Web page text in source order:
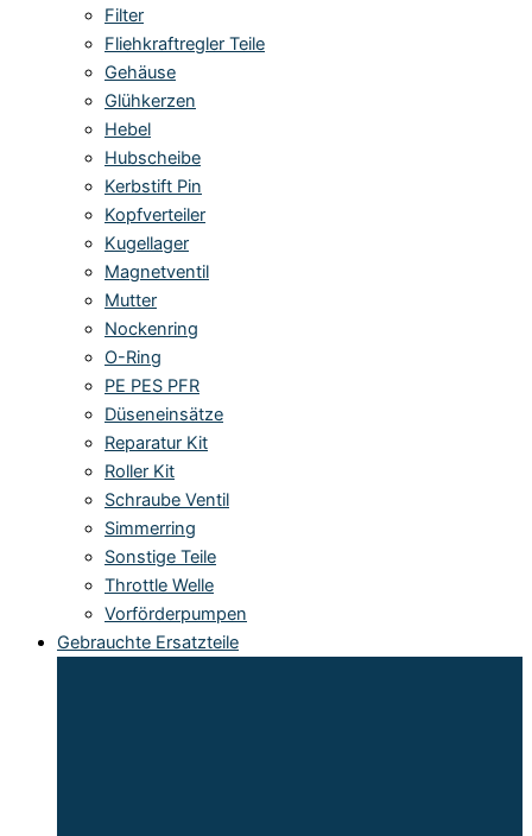
Filter
Fliehkraftregler Teile
Gehäuse
Glühkerzen
Hebel
Hubscheibe
Kerbstift Pin
Kopfverteiler
Kugellager
Magnetventil
Mutter
Nockenring
O-Ring
PE PES PFR
Düseneinsätze
Reparatur Kit
Roller Kit
Schraube Ventil
Simmerring
Sonstige Teile
Throttle Welle
Vorförderpumpen
Gebrauchte Ersatzteile